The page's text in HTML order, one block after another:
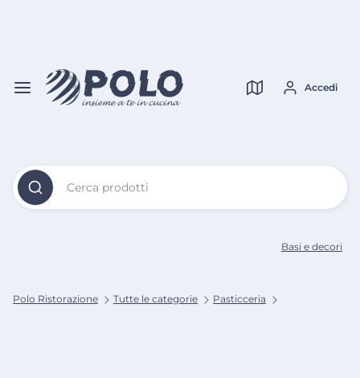
Cerca prodotti
Accedi
Polo Ristorazione Tutte le categorie Pasticceria
Basi e decori